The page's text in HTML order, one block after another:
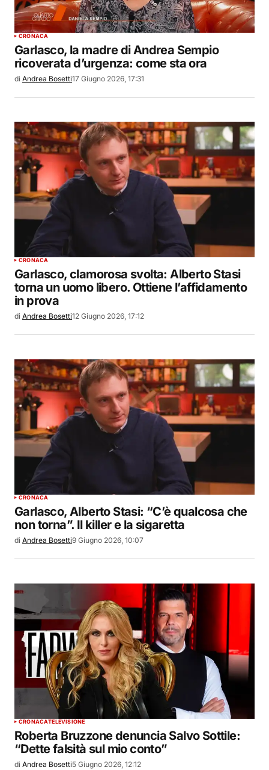
CRONACA
Garlasco, la madre di Andrea Sempio
ricoverata d’urgenza: come sta ora
di Andrea Bosetti17 Giugno 2026, 17:31
CRONACA
Garlasco, clamorosa svolta: Alberto Stasi
torna un uomo libero. Ottiene l’affidamento
in prova
di Andrea Bosetti12 Giugno 2026, 17:12
CRONACA
Garlasco, Alberto Stasi: “C’è qualcosa che
non torna”. Il killer e la sigaretta
di Andrea Bosetti9 Giugno 2026, 10:07
CRONACATELEVISIONE
Roberta Bruzzone denuncia Salvo Sottile:
“Dette falsità sul mio conto”
di Andrea Bosetti5 Giugno 2026, 12:12